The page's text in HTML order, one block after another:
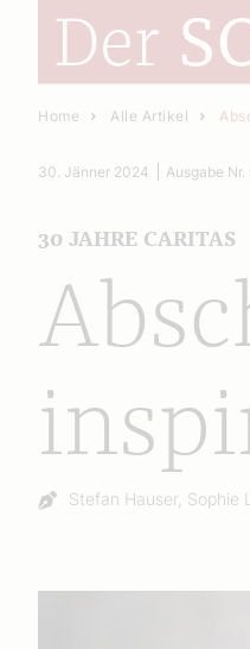
Home Alle Artikel
30 JAHRE CARITAS
30. Jänner 2024 Ausgabe Nr.
Autor:
Stefan Hauser, Sophie